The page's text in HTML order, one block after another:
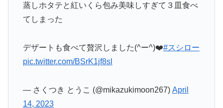
蒸しホタテと紅いくら包み美味しすぎて３皿食べ
てしまった
デザートも食べて贅沢しました(^ー^)❤️#スシロー
pic.twitter.com/BSrK1jf8sl
— さくつき とうこ (@mikazukimoon267) April
14, 2023